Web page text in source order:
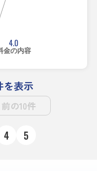
4.0
金の内容
を表示
前の10件
4 5